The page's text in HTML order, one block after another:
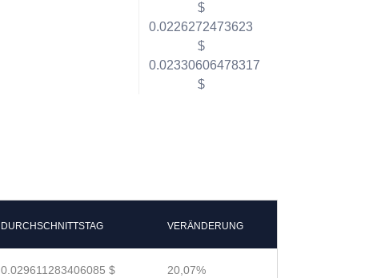
$
0.0226272473623
$
0.02330606478317
$
DURCHSCHNITTSTAG VERÄNDERUNG
0.029611283406085 $ 20,07%